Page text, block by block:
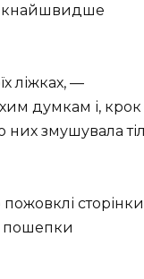
якнайшвидше
ліжках, —
думкам і, крок
змушувала
сторінки
пошепки